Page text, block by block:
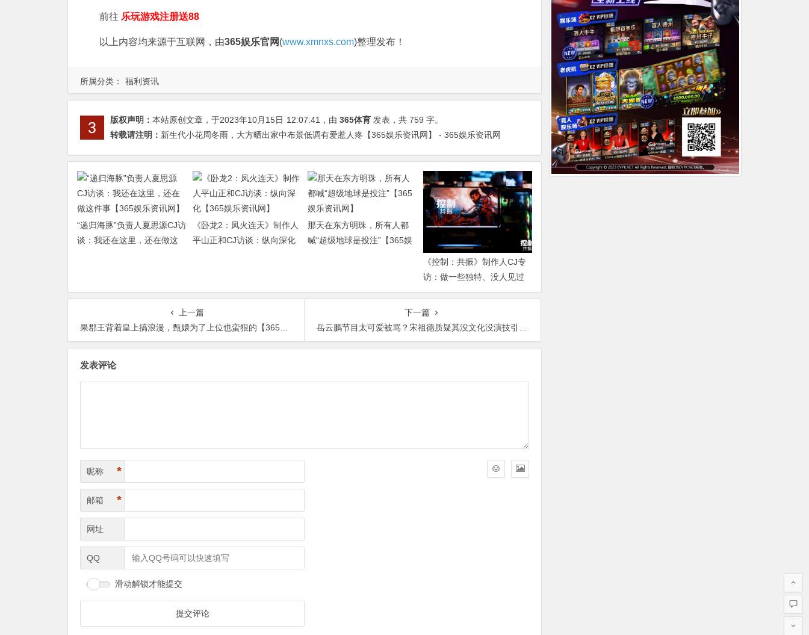
所属分类： 福利资讯
前往 乐玩游戏注册送88
以上内容均来源于互联网，由365娱乐官网 (www.xmnxs.com)整理发布！
版权声明： 本站原创文章，于2023年10月15日 12:07:41 ，由 365体育 发表，共 759 字。
转载请注明： 新生代小花周冬雨，大方晒出家中布景低调有爱惹人疼【365娱乐资讯网】 - 365娱乐资讯网
“递归海豚”负责人夏思源CJ访
谈：我还在这里，还在做这
《卧龙2：凤火连天》制作人
平山正和CJ访谈：纵向深化
那天在东方明珠，所有人都
喊“超级地球是投注”【365娱
《控制：共振》制作人CJ专
访：做一些独特、没人见过
的东西【365娱乐资讯网】
上一篇
果郡王背着皇上搞浪漫，甄嬛为了上位也蛮狠的【365娱乐资讯网】
下一篇
岳云鹏节目太可爱被骂？宋祖德质疑其没文化没演技引热议【365娱乐资讯网】
发表评论
昵称 *
邮箱 *
网址
QQ
滑动解锁才能提交